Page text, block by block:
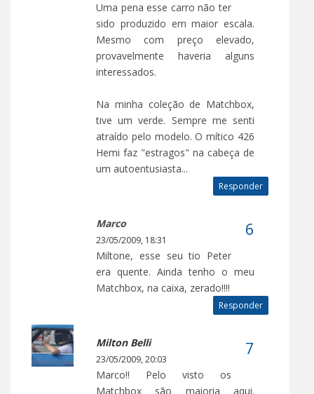
Uma pena esse carro não ter
sido produzido em maior escala.
Mesmo com preço elevado,
provavelmente haveria alguns
interessados.
Na minha coleção de Matchbox,
tive um verde. Sempre me senti
atraído pelo modelo. O mítico 426
Hemi faz "estragos" na cabeça de
um autoentusiasta...
Responder
Marco
23/05/2009, 18:31
Miltone, esse seu tio Peter
era quente. Ainda tenho o meu
Matchbox, na caixa, zerado!!!!
Responder
Milton Belli
23/05/2009, 20:03
Marco!! Pelo visto os
Matchbox são maioria aqui.